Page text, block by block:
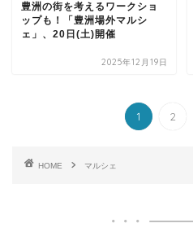
豊洲の街を考えるワークショ
ップも！「豊洲場外マルシ
ェ」、20日(土)開催
2025年12月19日
1 2
HOME マルシェ